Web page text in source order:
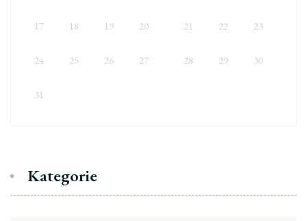
17 18 19 20 21 22 23
24 25 26 27 28 29 30
31
Kategorie